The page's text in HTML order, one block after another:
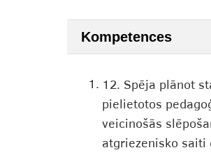
Kompetences
1. 12. Spēja plānot
pielietotos
veicinošās
atgriezenisko saiti